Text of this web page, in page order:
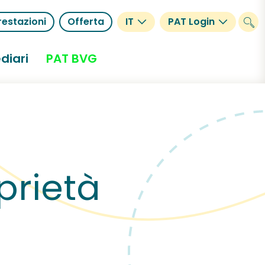
Offerta IT PAT Login
PAT BVG